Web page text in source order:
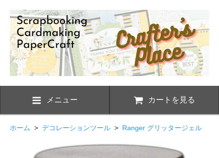
メニュー カートを見る
ホーム > デコレーションツール > Ranger グリッタージェル